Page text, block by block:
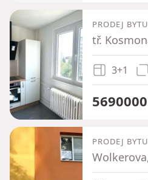
PRODEJ BYTU
3+1
5690000
PRODEJ BYTU